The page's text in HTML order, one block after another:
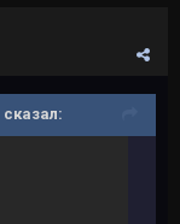
сказал: